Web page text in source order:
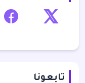
تابعونا